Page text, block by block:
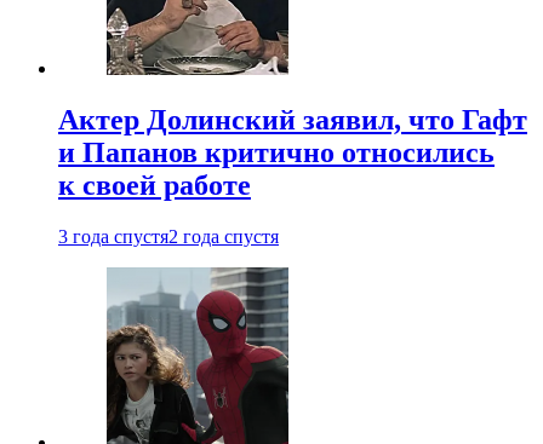
Актер Долинский заявил, что Гафт
и Папанов критично относились
к своей работе
3 года спустя2 года спустя